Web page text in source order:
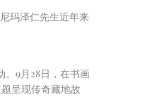
玛泽仁先生近年来
。9月28日，在书画
呈现传奇藏地故